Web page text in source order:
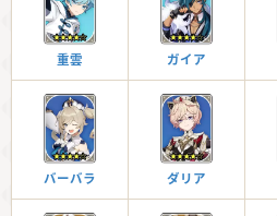
重雲 ガイア
バーバラ ダリア